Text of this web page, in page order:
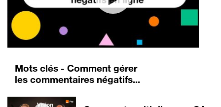
Mots clés - Comment gérer
les commentaires négatifs...